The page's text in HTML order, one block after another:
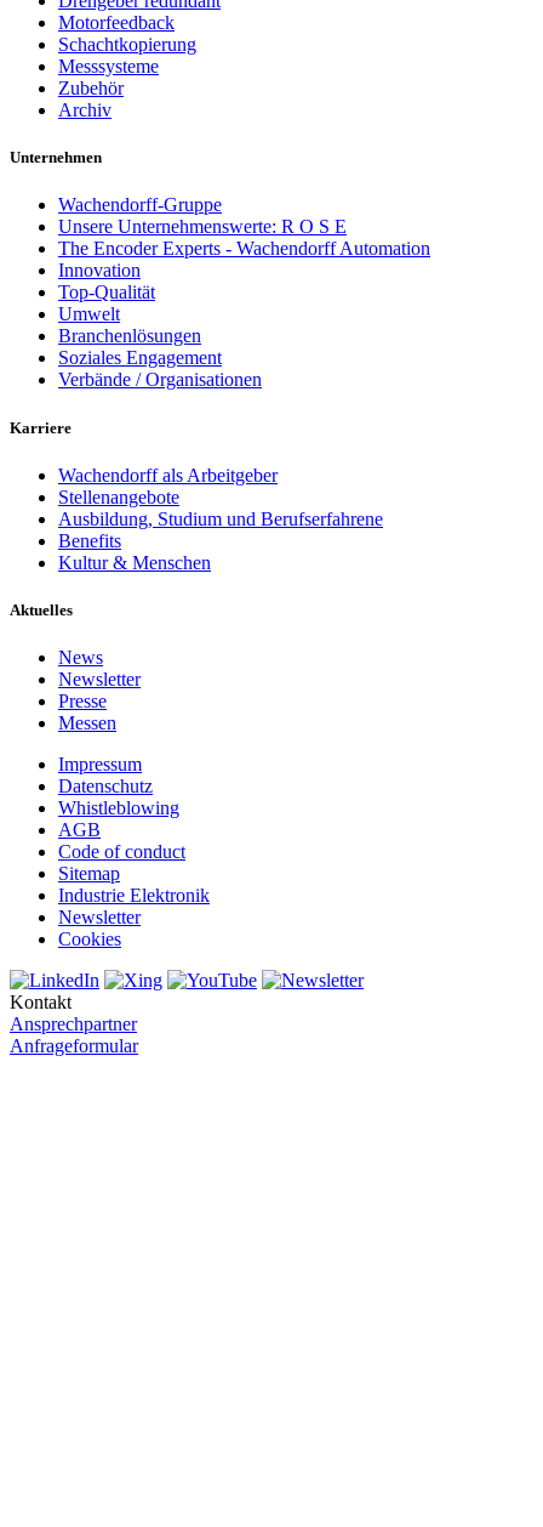
Motorfeedback
Schachtkopierung
Messsysteme
Zubehör
Archiv
Unternehmen
Wachendorff-Gruppe
Unsere Unternehmenswerte: R O S E
The Encoder Experts - Wachendorff Automation
Innovation
Top-Qualität
Umwelt
Branchenlösungen
Soziales Engagement
Verbände / Organisationen
Karriere
Wachendorff als Arbeitgeber
Stellenangebote
Ausbildung, Studium und Berufserfahrene
Benefits
Kultur & Menschen
Aktuelles
News
Newsletter
Presse
Messen
Impressum
Datenschutz
Whistleblowing
AGB
Code of conduct
Sitemap
Industrie Elektronik
Newsletter
Cookies
Kontakt
Ansprechpartner
Anfrageformular